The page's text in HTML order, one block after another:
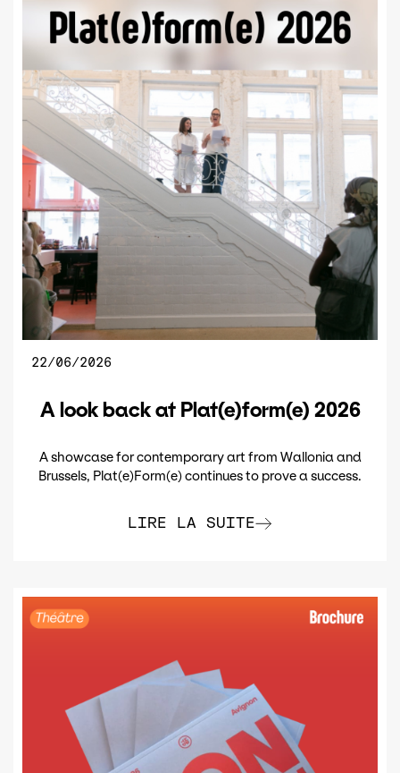
22/06/2026
A look back at Plat(e)form(e) 2026
A showcase for contemporary art from Wallonia and
Brussels, Plat(e)Form(e) continues to prove a success.
LIRE LA SUITE